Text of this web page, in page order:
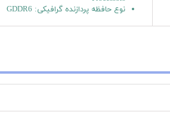
نوع حافظه پردازنده گرافیکی: GDDR6